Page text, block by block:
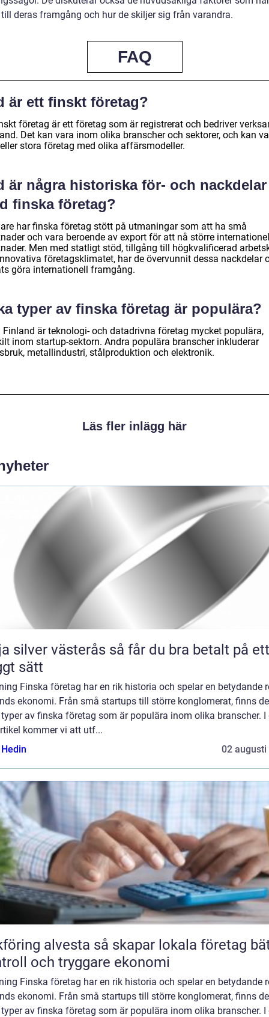
deras framgång och hur de skiljer sig från varandra.
FAQ
är ett finskt företag?
företag är ett företag som är registrerat och bedriver
Det kan vara inom olika branscher och sektorer, och kan
stora företag med olika affärsmodeller.
är några historiska för- och nackdelar
finska företag?
har finska företag stött på utmaningar som att ha små
och vara beroende av export för att nå större
Men med statligt stöd, tillgång till högkvalificerad
företagsklimatet, har de övervunnit dessa nackdelar
göra internationell framgång.
typer av finska företag är populära?
Finland är teknologi- och datadrivna företag mycket populära,
inom startup-sektorn. Andra populära branscher inkluderar
metallindustri, stålproduktion och elektronik.
Läs fler inlägg här
västerås så får du bra betalt på ett
sätt
Finska företag har en rik historia och spelar en betydande
ekonomi. Från små startups till större konglomerat, finns
av finska företag som är populära inom olika branscher. I
kommer vi att utf...
02 augusti
så skapar lokala företag bättre
och tryggare ekonomi
Finska företag har en rik historia och spelar en betydande
ekonomi. Från små startups till större konglomerat, finns
av finska företag som är populära inom olika branscher. I